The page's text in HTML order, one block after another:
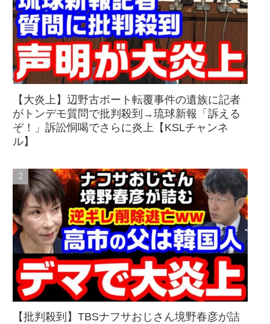
【大炎上】辺野古ボート転覆事件の遺族に記者
がトンデモ質問で批判殺到→琉球新報「訴える
ぞ！」訴訟恫喝でさらに炎上【KSLチャンネ
ル】
【批判殺到】TBSナフサおじさん境野春彦が詰